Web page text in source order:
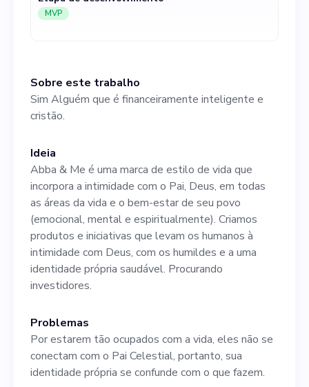
Sobre este trabalho
Sim Alguém que é financeiramente inteligente e
cristão.
Ideia
Abba & Me é uma marca de estilo de vida que
incorpora a intimidade com o Pai, Deus, em todas
as áreas da vida e o bem-estar de seu povo
(emocional, mental e espiritualmente). Criamos
produtos e iniciativas que levam os humanos à
intimidade com Deus, com os humildes e a uma
identidade própria saudável. Procurando
investidores.
Problemas
Por estarem tão ocupados com a vida, eles não se
conectam com o Pai Celestial, portanto, sua
identidade própria se confunde com o que fazem.
MVP